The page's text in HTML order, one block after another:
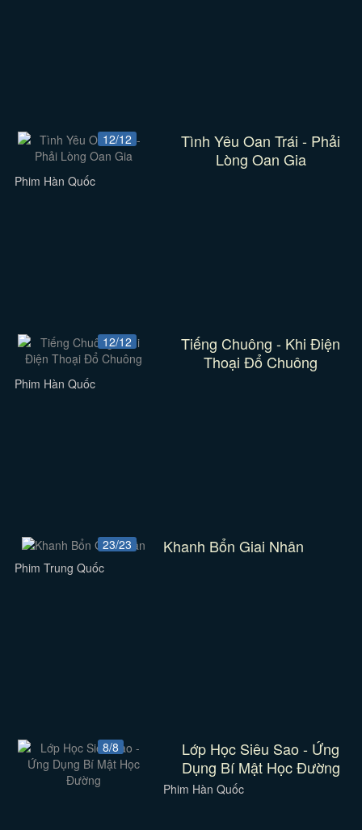
12/12
Tình Yêu Oan Trái - Phải
Lòng Oan Gia
Phim Hàn Quốc
12/12
Tiếng Chuông - Khi Điện
Thoại Đổ Chuông
Phim Hàn Quốc
23/23 Khanh Bổn Giai Nhân
Phim Trung Quốc
8/8
Lớp Học Siêu Sao - Ứng
Dụng Bí Mật Học Đường
Phim Hàn Quốc